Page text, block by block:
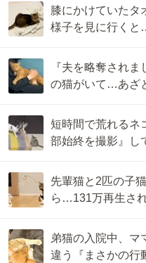
膝にかけていたタ
様子を見に行く
『夫を略奪され
の猫がいて…あざ
短時間で荒れるネ
部始終を撮影』し
先輩猫と2匹の子
ら…131万再生さ
弟猫の入院中、
違う『まさかの行